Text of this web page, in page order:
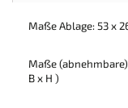
Maße Ablage: 53 x
Maße
B x H )